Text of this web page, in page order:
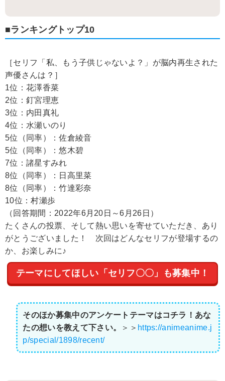
■ランキングトップ10
［セリフ「私、もう子供じゃないよ？」が脳内再生された
声優さんは？］
1位：花澤香菜
2位：釘宮理恵
3位：内田真礼
4位：水瀬いのり
5位（同率）：佐倉綾音
5位（同率）：悠木碧
7位：諸星すみれ
8位（同率）：日高里菜
8位（同率）：竹達彩奈
10位：村瀬歩
（回答期間：2022年6月20日～6月26日）
たくさんの投票、そして熱い思いを寄せていただき、あり
がとうございました！ 次回はどんなセリフが登場するの
か、お楽しみに♪
テーマにしてほしい「セリフ〇〇」も募集中！
そのほか募集中のアンケートテーマはコチラ！あな
たの想いを教えて下さい。
＞＞ https://animeanime.j
p/special/1898/recent/